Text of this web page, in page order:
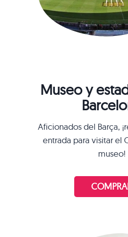
Museo y
Aficionados del Barça,
entrada para visitar el
museo!